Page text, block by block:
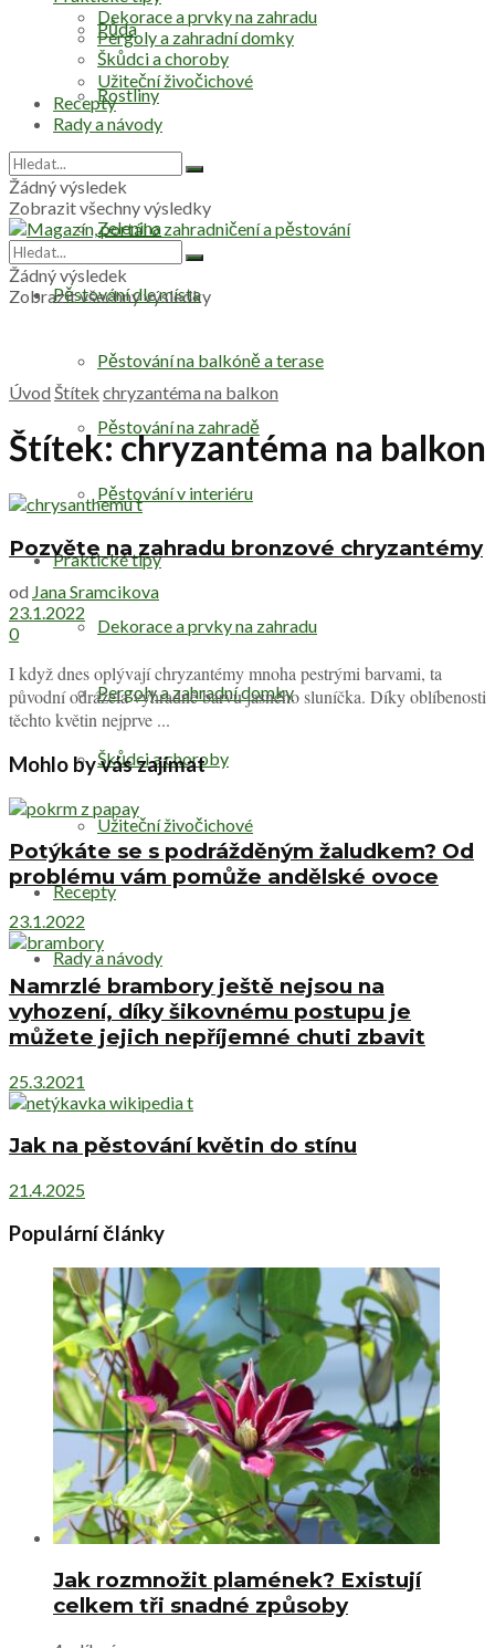
Půda
Rostliny
Zelenina
Pěstování dle místa
Pěstování na balkóně a terase
Pěstování na zahradě
Pěstování v interiéru
Praktické tipy
Dekorace a prvky na zahradu
Pergoly a zahradní domky
Škůdci a choroby
Užiteční živočichové
Recepty
Rady a návody
Dekorace a prvky na zahradu
Pergoly a zahradní domky
Škůdci a choroby
Užiteční živočichové
Recepty
Rady a návody
Žádný výsledek
Zobrazit všechny výsledky
Žádný výsledek
Zobrazit všechny výsledky
Úvod Štítek chryzantéma na balkon
Štítek:chryzantéma na balkon
Pozvěte na zahradu bronzové chryzantémy
od Jana Sramcikova
23.1.2022
0
I když dnes oplývají chryzantémy mnoha pestrými barvami, ta
původní odrážela výhradně barvu jasného sluníčka. Díky oblíbenosti
těchto květin nejprve ...
Mohlo by vás zajímat
Potýkáte se s podrážděným žaludkem? Od
problému vám pomůže andělské ovoce
23.1.2022
Namrzlé brambory ještě nejsou na
vyhození, díky šikovnému postupu je
můžete jejich nepříjemné chuti zbavit
25.3.2021
Jak na pěstování květin do stínu
21.4.2025
Populární články
Jak rozmnožit plamének? Existují
celkem tři snadné způsoby